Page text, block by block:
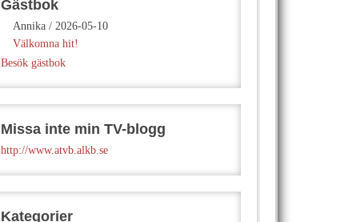
Gästbok
Annika / 2026-05-10
Välkomna hit!
Besök gästbok
Missa inte min TV-blogg
http://www.atvb.alkb.se
Kategorier